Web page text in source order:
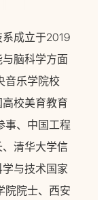
成立于2019
脑科学方面
音乐学院校
校美育教育
事、中国工程
清华大学信
与技术国家
院院士、西安